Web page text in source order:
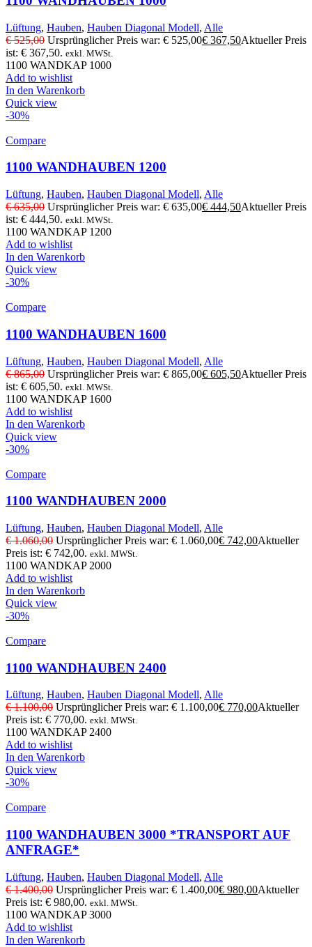
Lüftung, Hauben, Hauben Diagonal Modell, Alle
€525,00 Ursprünglicher Preis war: € 525,00€ 367,50Aktueller Preis
ist: € 367,50. exkl. MWSt.
1100 WANDKAP 1000
Add to wishlist
In den Warenkorb
Quick view
-30%
Compare
1100 WANDHAUBEN 1200
Lüftung, Hauben, Hauben Diagonal Modell, Alle
€635,00 Ursprünglicher Preis war: € 635,00€ 444,50Aktueller Preis
ist: € 444,50. exkl. MWSt.
1100 WANDKAP 1200
Add to wishlist
In den Warenkorb
Quick view
-30%
Compare
1100 WANDHAUBEN 1600
Lüftung, Hauben, Hauben Diagonal Modell, Alle
€865,00 Ursprünglicher Preis war: € 865,00€ 605,50Aktueller Preis
ist: € 605,50. exkl. MWSt.
1100 WANDKAP 1600
Add to wishlist
In den Warenkorb
Quick view
-30%
Compare
1100 WANDHAUBEN 2000
Lüftung, Hauben, Hauben Diagonal Modell, Alle
€1.060,00 Ursprünglicher Preis war: € 1.060,00€ 742,00Aktueller
Preis ist: € 742,00. exkl. MWSt.
1100 WANDKAP 2000
Add to wishlist
In den Warenkorb
Quick view
-30%
Compare
1100 WANDHAUBEN 2400
Lüftung, Hauben, Hauben Diagonal Modell, Alle
€1.100,00 Ursprünglicher Preis war: € 1.100,00€ 770,00Aktueller
Preis ist: € 770,00. exkl. MWSt.
1100 WANDKAP 2400
Add to wishlist
In den Warenkorb
Quick view
-30%
Compare
1100 WANDHAUBEN 3000 *TRANSPORT AUF
ANFRAGE*
Lüftung, Hauben, Hauben Diagonal Modell, Alle
€1.400,00 Ursprünglicher Preis war: € 1.400,00€ 980,00Aktueller
Preis ist: € 980,00. exkl. MWSt.
1100 WANDKAP 3000
Add to wishlist
In den Warenkorb